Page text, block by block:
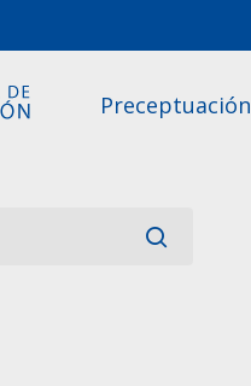
Preceptuación